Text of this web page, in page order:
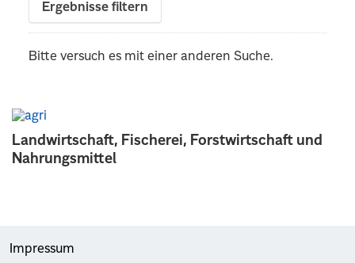
Landwirtschaft, Fischerei, Forstwirtschaft und
Nahrungsmittel
Ergebnisse filtern
Bitte versuch es mit einer anderen Suche.
Impressum